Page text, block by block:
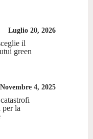
Luglio 20, 2026
il
green
Novembre 4, 2025
per la